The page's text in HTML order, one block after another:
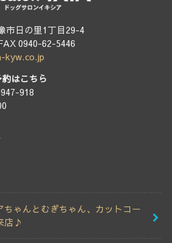
市日の里1丁目29-4
0940-62-5446
はこちら
918
ちゃんとむぎちゃん、カットコー
店♪